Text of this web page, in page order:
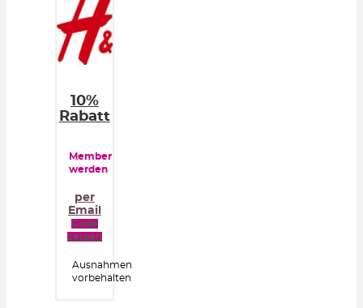
10%
Rabatt
Member
werden
per
Email
Code
zeigen
Ausnahmen
vorbehalten